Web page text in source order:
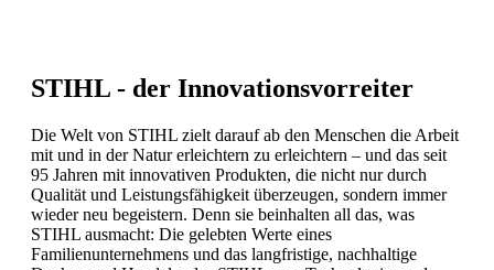
STIHL - der Innovationsvorreiter
Die Welt von STIHL zielt darauf ab den Menschen die Arbeit
mit und in der Natur erleichtern zu erleichtern – und das seit
95 Jahren mit innovativen Produkten, die nicht nur durch
Qualität und Leistungsfähigkeit überzeugen, sondern immer
wieder neu begeistern. Denn sie beinhalten all das, was
STIHL ausmacht: Die gelebten Werte eines
Familienunternehmens und das langfristige, nachhaltige